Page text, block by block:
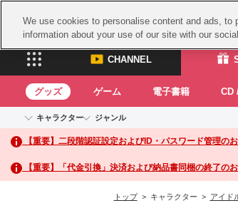
CHANNEL
CHANNEL
ASOBI CHANNEL TOP
グッズ ゲーム 電子書籍 CD
キャラクター
アイドルマスターシリーズ
アイドルマスター
アイドルマスター シンデレラガールズ
アイドルマスター ミリオンライブ！
ジャンル
イベントグッズ
トイ・ホビー
【重要】二段階認証設定およびID・パスワード管理の
【重要】「代金引換」決済および納品書同梱の終了の
トップ> キャラクター > アイド
We use cookies to personalise content and ads,
information about your use of our site with our